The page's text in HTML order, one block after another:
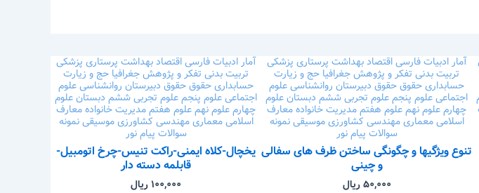
آمارادبیات فارسیاقتصادبهداشت پرستاری پزشکی
تربیت بدنی تفکر و پژوهشجغرافیا حج و زیارت
حسابداریحقوقحقوق دبیرستان روانشناسیعلوم
اجتماعیعلوم پنجمعلوم تجربی ششم دبستانعلوم
چهارمعلوم نهمعلوم هفتممدیریت خانوادهمعارف
اسلامیمعماریمهندسی کشاورزیموسیقینمونه
سوالات پیام نور
تنوع ویژگیها و چگونگی ساختن ظرف های سفالی
و چینی
۵۰,۰۰۰ ریال
آمارادبیات فارسیاقتصادبهداشت پرستاری پزشکی
تربیت بدنی تفکر و پژوهشجغرافیا حج و زیارت
حسابداریحقوقحقوق دبیرستان روانشناسیعلوم
اجتماعیعلوم پنجمعلوم تجربی ششم دبستانعلوم
چهارمعلوم نهمعلوم هفتممدیریت خانوادهمعارف
اسلامیمعماریمهندسی کشاورزیموسیقینمونه
سوالات پیام نور
یخچال-کلاه ایمنی-راکت تنیس-چرخ اتومبیل-
قابلمه دسته دار
۱۰۰,۰۰۰ ریال